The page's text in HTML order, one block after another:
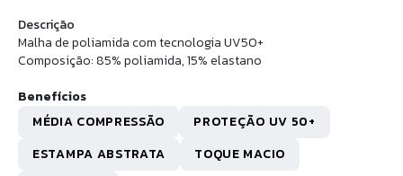
Descrição
Malha de poliamida com tecnologia UV50+
Composição: 85% poliamida, 15% elastano
Benefícios
MÉDIA COMPRESSÃO
PROTEÇÃO UV 50+
ESTAMPA ABSTRATA
TOQUE MACIO